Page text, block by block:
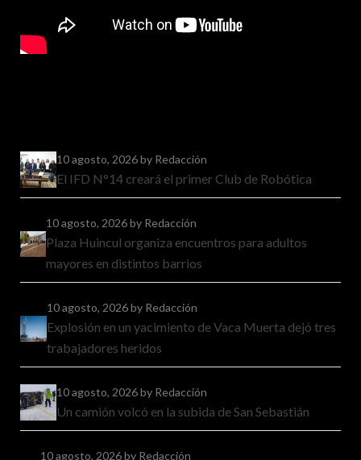
10 agosto, 2026by Redacción
El IFD N°14 creará el primer Club de Robótica
10 agosto, 2026by Redacción
Plaza Huincul organiza encuentros para adultos
mayores en distintos barrios
10 agosto, 2026by Redacción
Explosión en un yacimiento de Vaca Muerta dejó tres
trabajadores heridos
10 agosto, 2026by Redacción
Un camión volcó en la subida de San Sebastián
10 agosto, 2026by Redacción